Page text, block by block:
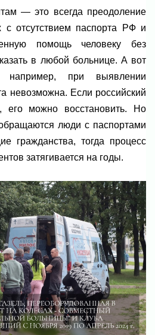
— это всегда преодоление
с отсутствием паспорта РФ и
помощь человеку без
в любой больнице. А вот
например, при выявлении
невозможна. Если российский
его можно восстановить. Но
люди с паспортами
тогда процесс
затягивается на годы.